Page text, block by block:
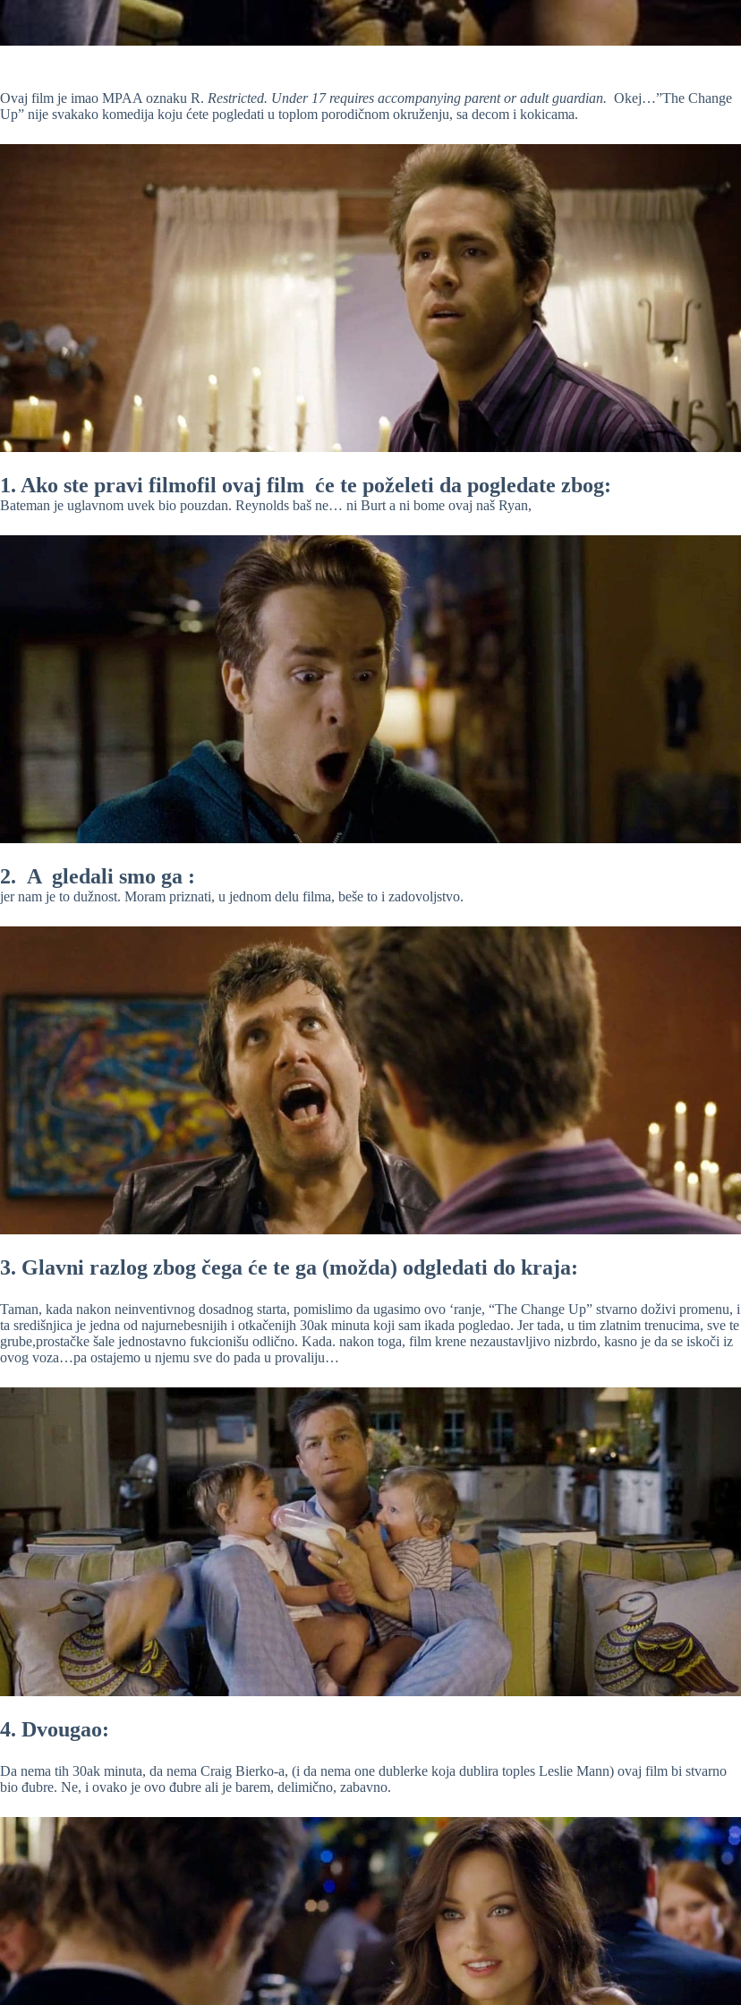
Ovaj film je imao MPAA oznaku R. Restricted. Under 17 requires accompanying parent or adult guardian. Okej…”The Change
Up” nije svakako komedija koju ćete pogledati u toplom porodičnom okruženju, sa decom i kokicama.
1. Ako ste pravi filmofil ovaj film će te poželeti da pogledate zbog:
Bateman je uglavnom uvek bio pouzdan. Reynolds baš ne… ni Burt a ni bome ovaj naš Ryan,
2. A gledali smo ga :
jer nam je to dužnost. Moram priznati, u jednom delu filma, beše to i zadovoljstvo.
3. Glavni razlog zbog čega će te ga (možda) odgledati do kraja:
Taman, kada nakon neinventivnog dosadnog starta, pomislimo da ugasimo ovo ‘ranje, “The Change Up” stvarno doživi promenu, i
ta središnjica je jedna od najurnebesnijih i otkačenijh 30ak minuta koji sam ikada pogledao. Jer tada, u tim zlatnim trenucima, sve te
grube,prostačke šale jednostavno fukcionišu odlično. Kada. nakon toga, film krene nezaustavljivo nizbrdo, kasno je da se iskoči iz
ovog voza…pa ostajemo u njemu sve do pada u provaliju…
4. Dvougao:
Da nema tih 30ak minuta, da nema Craig Bierko-a, (i da nema one dublerke koja dublira toples Leslie Mann) ovaj film bi stvarno
bio đubre. Ne, i ovako je ovo đubre ali je barem, delimično, zabavno.